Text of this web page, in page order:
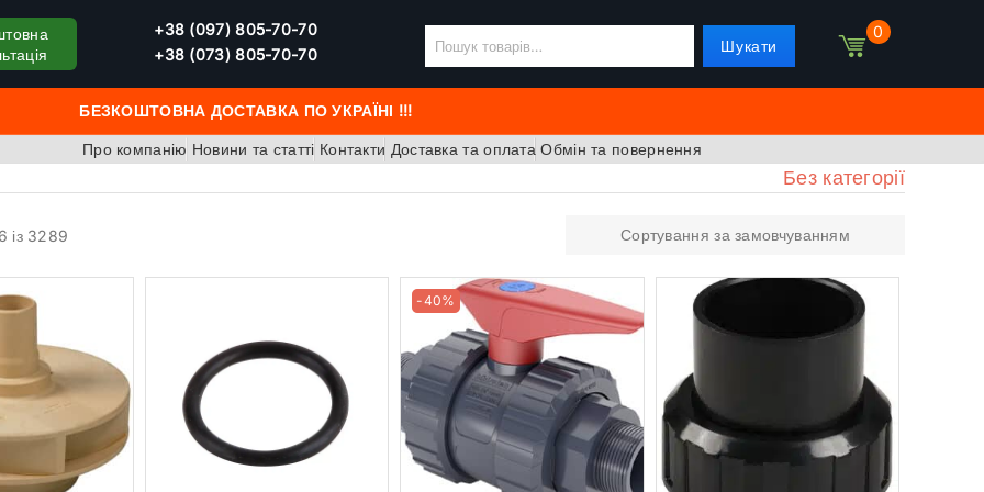
БЕЗКОШТОВНА ДОСТАВКА ПО УКРАЇНІ !!!
+38 (097) 805-70-70
+38 (073) 805-70-70
0
Шукати
Про компанію Новини та статті Контакти Доставка та оплата Обмін та повернення
Без категорії
із 3289 Сортування за замовчуванням
-40%